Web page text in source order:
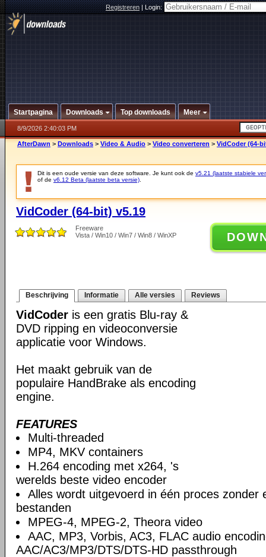
Registreren|Login:
Startpagina Downloads Top downloads Meer
8/9/2026 2:40:03 PM
AfterDawn > Downloads > Video & Audio > Video converteren > VidCoder (64-
Dit is een oude versie van deze software. Je kunt ook de v5.21 (laatste stabiele
of de v6.12 Beta (laatste beta versie)
VidCoder (64-bit) v5.19
Freeware
Vista / Win10 / Win7 / Win8 / WinXP
Beschrijving Informatie Alle versies Reviews
VidCoder is een gratis Blu-ray &
DVD ripping en videoconversie
applicatie voor Windows.
Het maakt gebruik van de
populaire HandBrake als encoding
engine.
FEATURES
Multi-threaded
MP4, MKV containers
H.264 encoding met x264, 's
werelds beste video encoder
Alles wordt uitgevoerd in één proces zonder
bestanden
MPEG-4, MPEG-2, Theora video
AAC, MP3, Vorbis, AC3, FLAC audio
AAC/AC3/MP3/DTS/DTS-HD passthrough